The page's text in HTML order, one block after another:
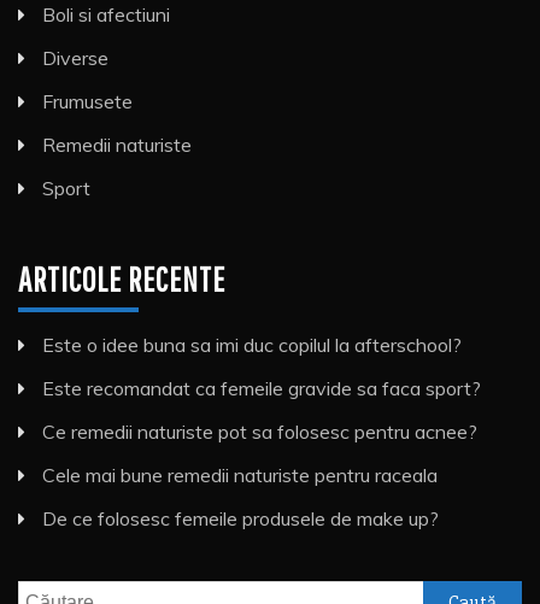
Boli si afectiuni
Diverse
Frumusete
Remedii naturiste
Sport
ARTICOLE RECENTE
Este o idee buna sa imi duc copilul la afterschool?
Este recomandat ca femeile gravide sa faca sport?
Ce remedii naturiste pot sa folosesc pentru acnee?
Cele mai bune remedii naturiste pentru raceala
De ce folosesc femeile produsele de make up?
Caută